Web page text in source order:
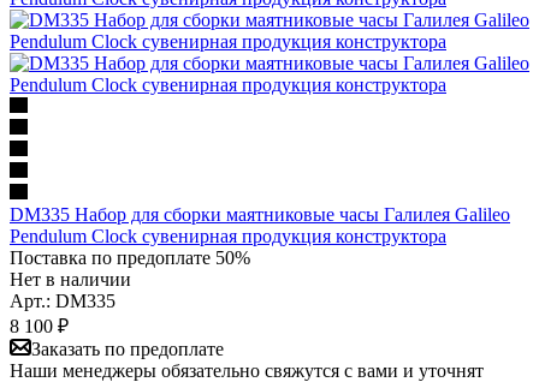
DM335 Набор для сборки маятниковые часы Галилея Galileo
Pendulum Clock сувенирная продукция конструктора
Поставка по предоплате 50%
Нет в наличии
Арт.: DM335
8 100 ₽
Заказать по предоплате
Наши менеджеры обязательно свяжутся с вами и уточнят